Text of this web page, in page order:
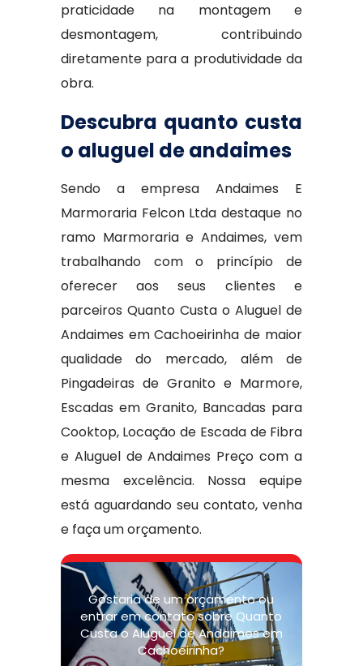
praticidade na montagem e
desmontagem, contribuindo
diretamente para a produtividade da
obra.
Descubra quanto custa
o aluguel de andaimes
Sendo a empresa Andaimes E
Marmoraria Felcon Ltda destaque no
ramo Marmoraria e Andaimes, vem
trabalhando com o princípio de
oferecer aos seus clientes e
parceiros Quanto Custa o Aluguel de
Andaimes em Cachoeirinha de maior
qualidade do mercado, além de
Pingadeiras de Granito e Marmore,
Escadas em Granito, Bancadas para
Cooktop, Locação de Escada de Fibra
e Aluguel de Andaimes Preço com a
mesma excelência. Nossa equipe
está aguardando seu contato, venha
e faça um orçamento.
Gostaria de um orçamento ou
entrar em contato sobre Quanto
Custa o Aluguel de Andaimes em
Cachoeirinha?